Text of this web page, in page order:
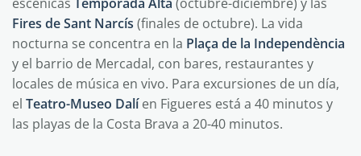
Fires de Sant Narcís (finales de octubre). La vida
nocturna se concentra en la Plaça de la Independència
y el barrio de Mercadal, con bares, restaurantes y
locales de música en vivo. Para excursiones de un día,
el Teatro-Museo Dalíen Figueres está a 40 minutos y
las playas de la Costa Brava a 20-40 minutos.